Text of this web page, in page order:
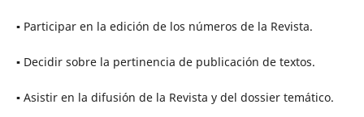
▪ Participar en la edición de los números de la Revista.
▪ Decidir sobre la pertinencia de publicación de textos.
▪ Asistir en la difusión de la Revista y del dossier temático.